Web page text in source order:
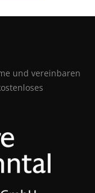
und vereinbaren